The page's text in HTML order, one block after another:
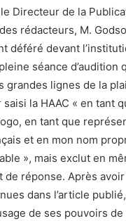
Directeur de la
rédacteurs, M.
déféré devant
séance d’audition
grandes lignes de la
la HAAC « en tant
en tant que
et en mon nom
», mais exclut en
de réponse. Après
dans l’article
de ses pouvoirs